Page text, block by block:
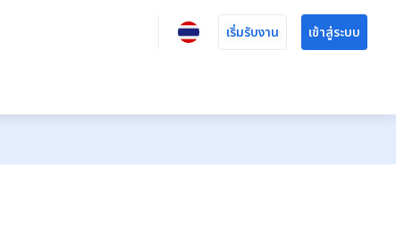
เริ่มรับงาน เข้าสู่ระบบ